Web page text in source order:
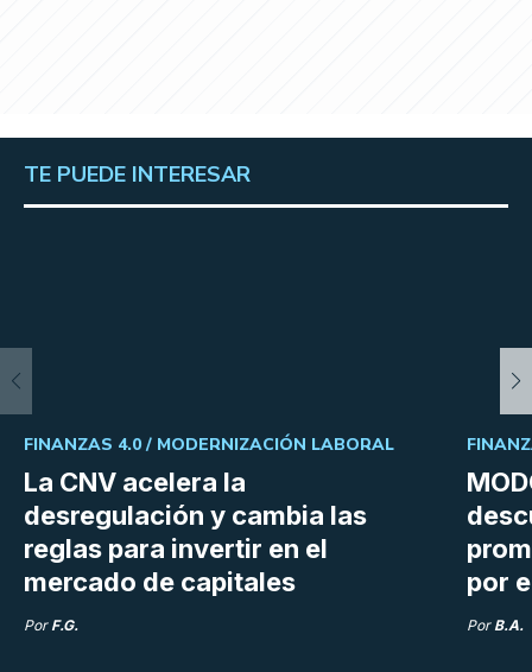
TE PUEDE INTERESAR
La CNV acelera la
desregulación y cambia las
reglas para invertir en el
mercado de capitales
FINANZAS 4.0 / MODERNIZACIÓN LABORAL
Por F.G.
por
Por B.A.